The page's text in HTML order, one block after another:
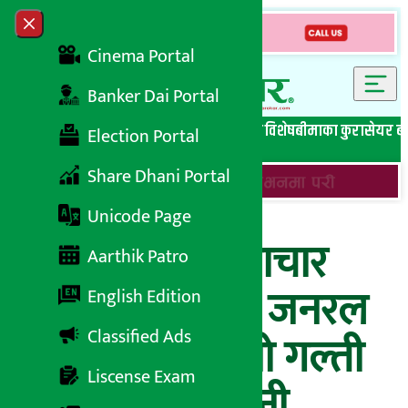
Skip to content
Close menu
Cinema Portal
Banker Dai Portal
Election Portal
Share Dhani Portal
Unicode Page
Aarthik Patro
English Edition
Classified Ads
Liscense Exam
सबै समाचारबेथिति मुर्दाबादबैंकिङ विशेष लघुवित्त विशेषबीमाका कुरासेयर
अर्थ सरोकार समाचार
प्रभाव : आइएमई जनरल
इन्सुरेन्सले आफ्नो गल्ती